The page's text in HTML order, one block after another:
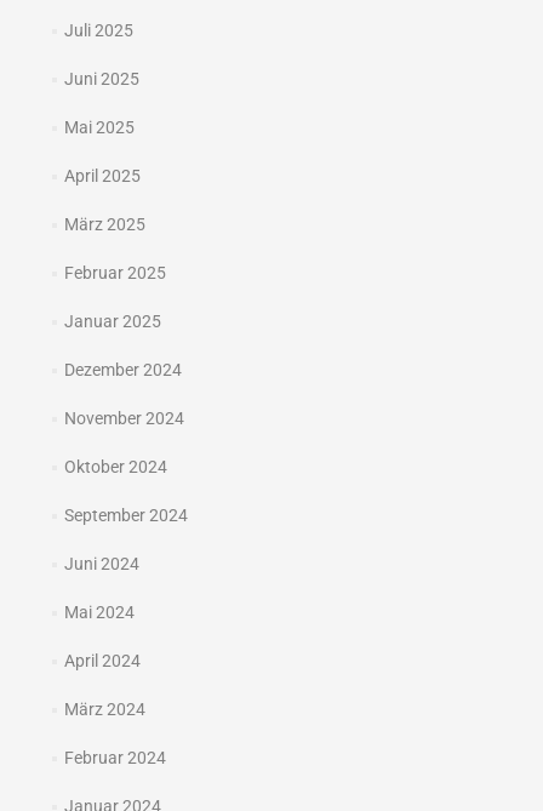
Juli 2025
Juni 2025
Mai 2025
April 2025
März 2025
Februar 2025
Januar 2025
Dezember 2024
November 2024
Oktober 2024
September 2024
Juni 2024
Mai 2024
April 2024
März 2024
Februar 2024
Januar 2024